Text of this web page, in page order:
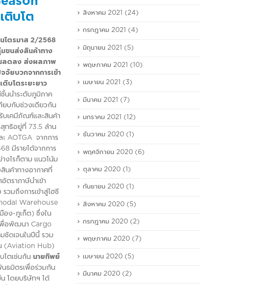
ติบโต
ไตรมาส 2/2568
มขนส่งสินค้าทาง
นลดลง ส่งผลภาพ
จัยบวกจากการเข้า
บโตระยะยาว
นนำระดับภูมิภาค
ยบกับช่วงเดียวกัน
บเคมีภัณฑ์และสินค้า
สุทธิอยู่ที่ 73.5 ล้าน
AOTGA จากการ
มีรายได้จากการ
งไรก็ตาม แนวโน้ม
นค้าทางอากาศที่
ตราภาษีนำเข้า
วมถึงการเข้าสู่ไฮซี
Warehouse
อง-ภูเก็ต) ซึ่งใน
เพื่อพัฒนา Cargo
ชัดเจนในปีนี้ รวม
น (Aviation Hub)
โตเช่นกัน นายทิพย์
นธมิตรเพื่อร่วมกัน
โดยบริษัทฯ ได้
สิงหาคม 2021 (24)
กรกฎาคม 2021 (4)
มิถุนายน 2021 (5)
พฤษภาคม 2021 (10)
เมษายน 2021 (3)
มีนาคม 2021 (7)
มกราคม 2021 (12)
ธันวาคม 2020 (1)
พฤศจิกายน 2020 (6)
ตุลาคม 2020 (1)
กันยายน 2020 (1)
สิงหาคม 2020 (5)
กรกฎาคม 2020 (2)
พฤษภาคม 2020 (7)
เมษายน 2020 (5)
มีนาคม 2020 (2)